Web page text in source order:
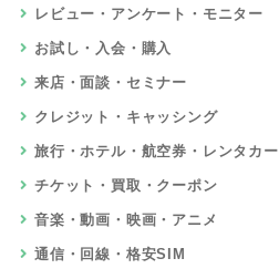
レビュー・アンケート・モニター
お試し・入会・購入
来店・面談・セミナー
クレジット・キャッシング
旅行・ホテル・航空券・レンタカー
チケット・買取・クーポン
音楽・動画・映画・アニメ
通信・回線・格安SIM